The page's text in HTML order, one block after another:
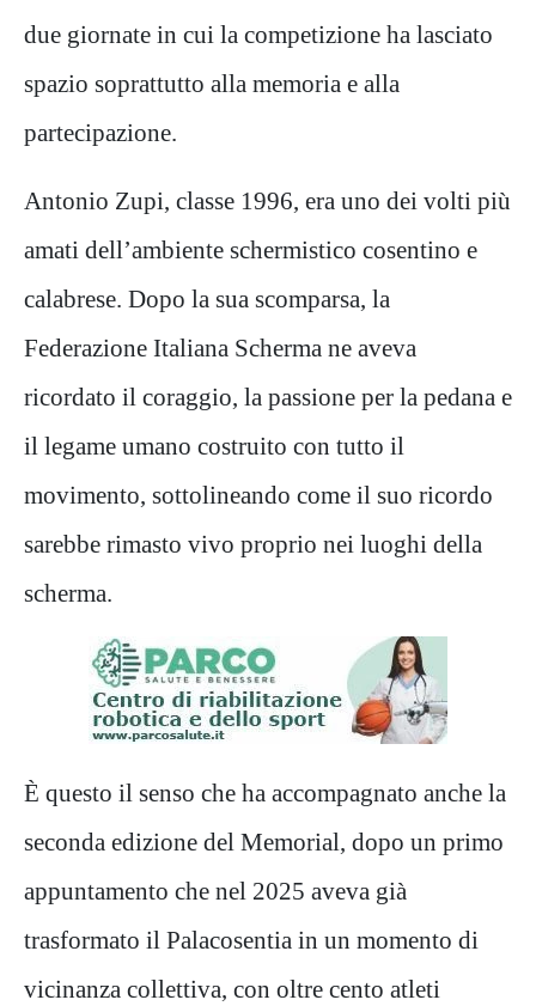
due giornate in cui la competizione ha lasciato
spazio soprattutto alla memoria e alla
partecipazione.
Antonio Zupi, classe 1996, era uno dei volti più
amati dell’ambiente schermistico cosentino e
calabrese. Dopo la sua scomparsa, la
Federazione Italiana Scherma ne aveva
ricordato il coraggio, la passione per la pedana e
il legame umano costruito con tutto il
movimento, sottolineando come il suo ricordo
sarebbe rimasto vivo proprio nei luoghi della
scherma.
È questo il senso che ha accompagnato anche la
seconda edizione del Memorial, dopo un primo
appuntamento che nel 2025 aveva già
trasformato il Palacosentia in un momento di
vicinanza collettiva, con oltre cento atleti